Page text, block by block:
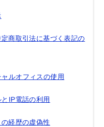
商取引法に基づく表記の
ルオフィスの使用
IP電話の利用
経歴の虚偽性